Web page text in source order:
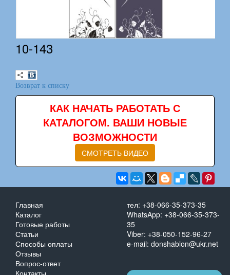
10-143
Возврат к списку
КАК НАЧАТЬ РАБОТАТЬ С
КАТАЛОГОМ. ВАШИ НОВЫЕ
ВОЗМОЖНОСТИ
СМОТРЕТЬ ВИДЕО
Главная
Каталог
Готовые работы
Статьи
Способы оплаты
Отзывы
Вопрос-ответ
тел: +38-066-35-373-35
WhatsApp: +38-066-35-373-
35
Viber: +38-050-152-96-27
e-mail: donshablon@ukr.net